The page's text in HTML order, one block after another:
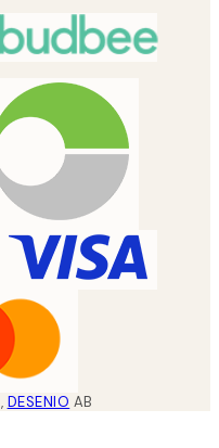
, DESENIO AB